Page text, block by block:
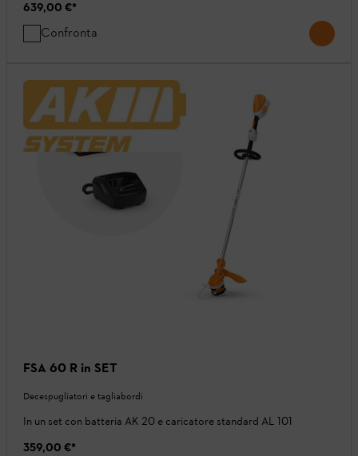
639,00 €*
Confronta
FSA 60 R in SET
Decespugliatori e tagliabordi
In un set con batteria AK 20 e caricatore standard AL 101
359,00 €*